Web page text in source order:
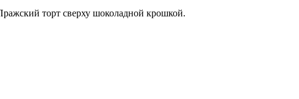
торт сверху шоколадной крошкой.